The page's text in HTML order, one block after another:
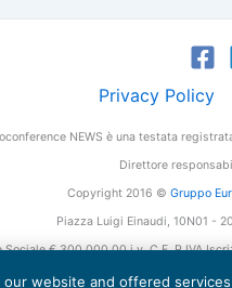
Privacy Policy
NEWS è una testata
Direttore
Copyright 2016 © Gruppo
Piazza Luigi Einaudi, 10N01 -
Sociale € 300.000,00 i.v. C.F. P.IVA
website and offered